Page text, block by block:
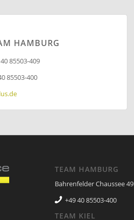
HAMBURG
85503-409
85503-400
TEAM HAMBURG
Bahrenfelder Chaussee
+49 40 85503-400
TEAM KIEL